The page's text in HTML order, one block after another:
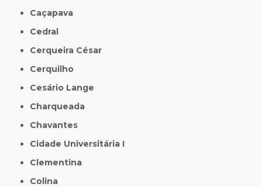
Caçapava
Cedral
Cerqueira César
Cerquilho
Cesário Lange
Charqueada
Chavantes
Cidade Universitária I
Clementina
Colina